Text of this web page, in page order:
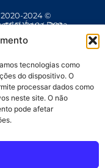
tecnologias como
do dispositivo. O
processar dados como
neste site. O não
pode afetar
2020-2024 ©
• SP • Brasil • CEP 12404-289